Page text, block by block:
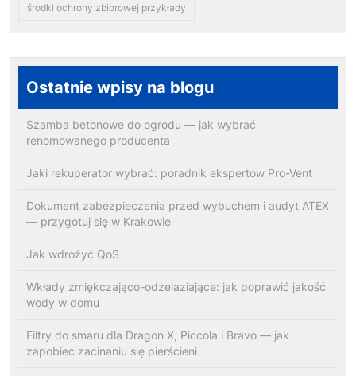
środki ochrony zbiorowej przykłady
Ostatnie wpisy na blogu
Szamba betonowe do ogrodu — jak wybrać
renomowanego producenta
Jaki rekuperator wybrać: poradnik ekspertów Pro-Vent
Dokument zabezpieczenia przed wybuchem i audyt ATEX
— przygotuj się w Krakowie
Jak wdrożyć QoS
Wkłady zmiękczająco-odżelaziające: jak poprawić jakość
wody w domu
Filtry do smaru dla Dragon X, Piccola i Bravo — jak
zapobiec zacinaniu się pierścieni